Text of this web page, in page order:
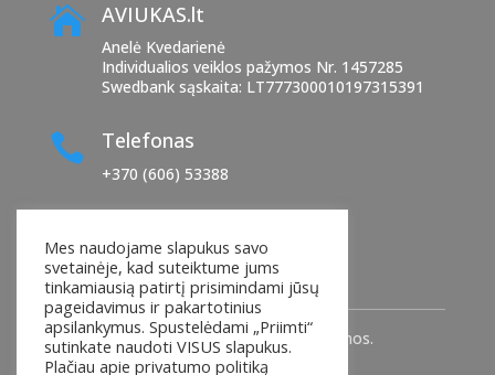
 AVIUKAS.lt
Anelė Kvedarienė
Individualios veiklos pažymos Nr. 1457285
Swedbank sąskaita: LT777300010197315391
 Telefonas
+370 (606) 53388
manoaviukas@yahoo.com
© 2025AVIUKAS.Lt. Visos teisės saugomos.
Mes naudojame slapukus savo
svetainėje, kad suteiktume jums
tinkamiausią patirtį prisimindami jūsų
pageidavimus ir pakartotinius
apsilankymus. Spustelėdami „Priimti“
sutinkate naudoti VISUS slapukus.
Plačiau apie privatumo politiką